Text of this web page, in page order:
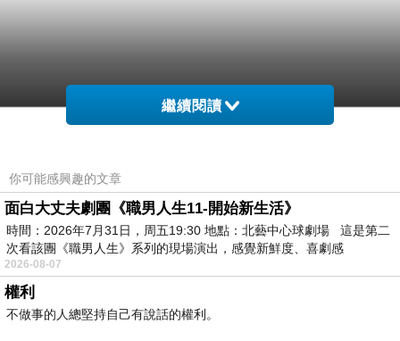
繼續閱讀
你可能感興趣的文章
面白大丈夫劇團《職男人生11-開始新生活》
時間：2026年7月31日，周五19:30 地點：北藝中心球劇場 這是第二
次看該團《職男人生》系列的現場演出，感覺新鮮度、喜劇感
2026-08-07
權利
不做事的人總堅持自己有說話的權利。